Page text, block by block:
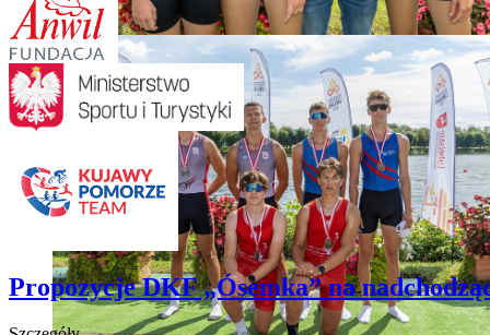
Propozycje DKF „Ósemka” na